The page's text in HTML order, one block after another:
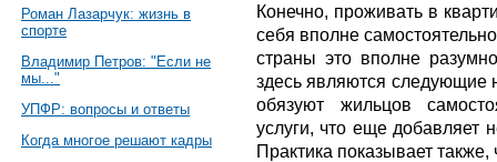
Роман Лазарчук: жизнь в
спорте
Владимир Петров: "Если не
мы..."
УПФР: вопросы и ответы
Когда многое решают кадры
Конечно, проживать в
себя вполне
страны это вполне
здесь являются следующие
обязуют жильцов
услуги, что еще добавляет
Практика показывает